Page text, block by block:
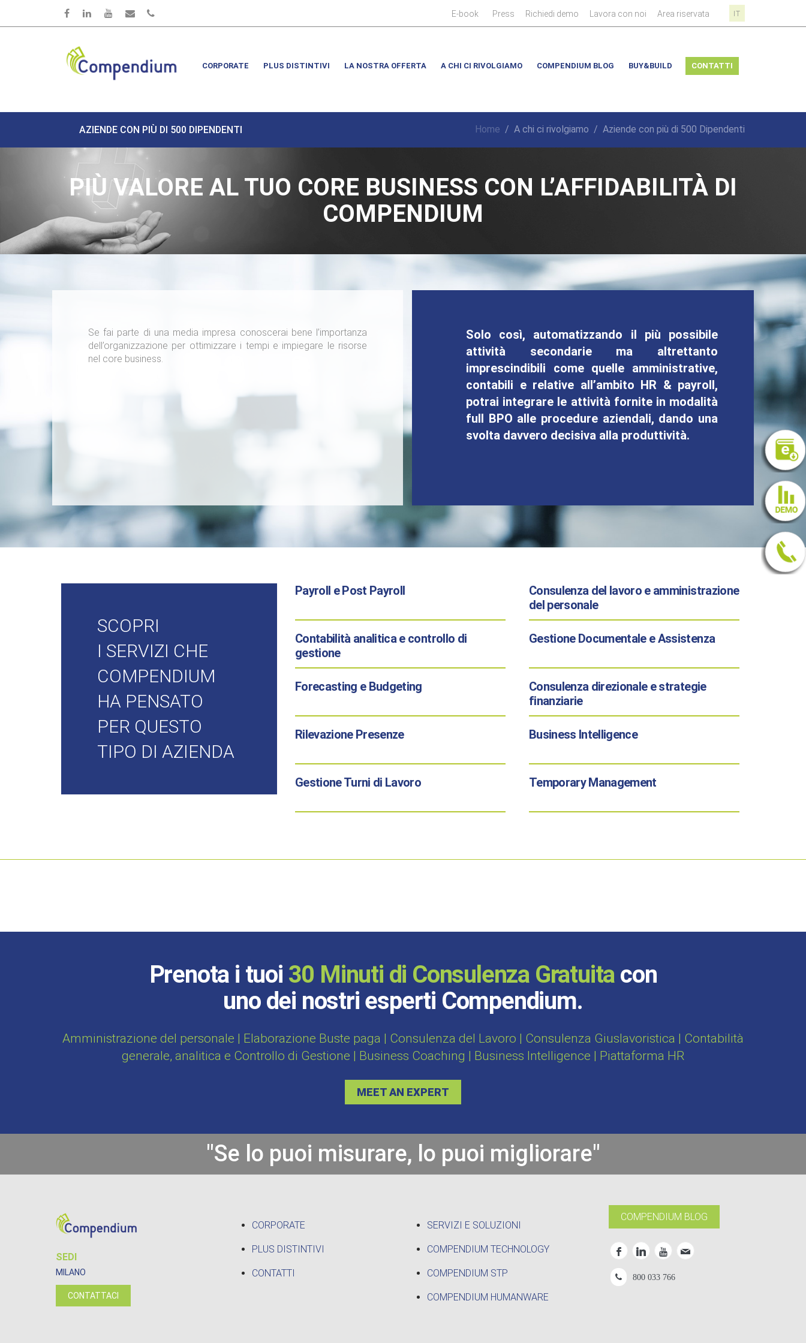
E-book
Press Richiedi demo Lavora con noi Area riservata IT
CORPORATE PLUS DISTINTIVI LA NOSTRA OFFERTA A CHI CI RIVOLGIAMO COMPENDIUM BLOG BUY&BUILD CONTATTI
AZIENDE CON PIÙ DI 500 DIPENDENTI Home / A chi ci rivolgiamo / Aziende con più di 500 Dipendenti
PIÙ VALORE AL TUO CORE BUSINESS CON L’AFFIDABILITÀ DI
COMPENDIUM
Se fai parte di una media impresa conoscerai bene l’importanza
dell’organizzazione per ottimizzare i tempi e impiegare le risorse
nel core business.
Solo così, automatizzando il più possibile
attività secondarie ma altrettanto
imprescindibili come quelle amministrative,
contabili e relative all’ambito HR & payroll,
potrai integrare le attività fornite in modalità
full BPO alle procedure aziendali, dando una
svolta davvero decisiva alla produttività.
SCOPRI
I SERVIZI CHE
COMPENDIUM
HA PENSATO
PER QUESTO
TIPO DI AZIENDA
Payroll e Post Payroll
Contabilità analitica e controllo di
gestione
Forecasting e Budgeting
Rilevazione Presenze
Gestione Turni di Lavoro
Consulenza del lavoro e amministrazione
del personale
Gestione Documentale e Assistenza
Consulenza direzionale e strategie
finanziarie
Business Intelligence
Temporary Management
Prenota i tuoi 30 Minuti di Consulenza Gratuita con
uno dei nostri esperti Compendium.
Amministrazione del personale | Elaborazione Buste paga | Consulenza del Lavoro | Consulenza Giuslavoristica | Contabilità
generale, analitica e Controllo di Gestione | Business Coaching | Business Intelligence | Piattaforma HR
MEET AN EXPERT
"Se lo puoi misurare, lo puoi migliorare"
SEDI
MILANO
CONTATTACI
CORPORATE
PLUS DISTINTIVI
CONTATTI
SERVIZI E SOLUZIONI
COMPENDIUM TECHNOLOGY
COMPENDIUM STP
COMPENDIUM HUMANWARE
COMPENDIUM BLOG
800 033 766